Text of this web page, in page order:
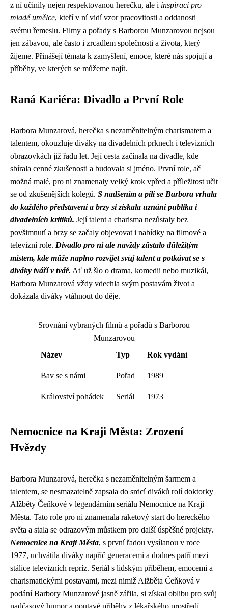
z ní učinily nejen respektovanou herečku, ale i inspiraci pro
mladé umělce, kteří v ní vidí vzor pracovitosti a oddanosti
svému řemeslu. Filmy a pořady s Barborou Munzarovou nejsou
jen zábavou, ale často i zrcadlem společnosti a života, který
žijeme. Přinášejí témata k zamyšlení, emoce, které nás spojují a
příběhy, ve kterých se můžeme najít.
Raná Kariéra: Divadlo a První Role
Barbora Munzarová, herečka s nezaměnitelným charismatem a
talentem, okouzluje diváky na divadelních prknech i televizních
obrazovkách již řadu let. Její cesta začínala na divadle, kde
sbírala cenné zkušenosti a budovala si jméno. První role, ač
možná malé, pro ni znamenaly velký krok vpřed a příležitost učit
se od zkušenějších kolegů. S nadšením a pílí se Barbora vrhala
do každého představení a brzy si získala uznání publika i
divadelních kritiků. Její talent a charisma nezůstaly bez
povšimnutí a brzy se začaly objevovat i nabídky na filmové a
televizní role. Divadlo pro ni ale navždy zůstalo důležitým
místem, kde může naplno rozvíjet svůj talent a potkávat se s
diváky tváří v tvář. Ať už šlo o drama, komedii nebo muzikál,
Barbora Munzarová vždy vdechla svým postavám život a
dokázala diváky vtáhnout do děje.
Srovnání vybraných filmů a pořadů s Barborou
Munzarovou
Název
Typ Rok vydání
Bav se s námi Pořad 1989
Království pohádek Seriál 1973
Nemocnice na Kraji Města: Zrození
Hvězdy
Barbora Munzarová, herečka s nezaměnitelným šarmem a
talentem, se nesmazatelně zapsala do srdcí diváků rolí doktorky
Alžběty Čeňkové v legendárním seriálu Nemocnice na Kraji
Města. Tato role pro ni znamenala raketový start do hereckého
světa a stala se odrazovým můstkem pro další úspěšné projekty.
Nemocnice na Kraji Města, s první řadou vysílanou v roce
1977, uchvátila diváky napříč generacemi a dodnes patří mezi
stálice televizních repríz. Seriál s lidským příběhem, emocemi a
charismatickými postavami, mezi nimiž Alžběta Čeňková v
podání Barbory Munzarové jasně zářila, si získal oblibu pro svůj
nadčasový humor a poutavé příběhy z lékařského prostředí.